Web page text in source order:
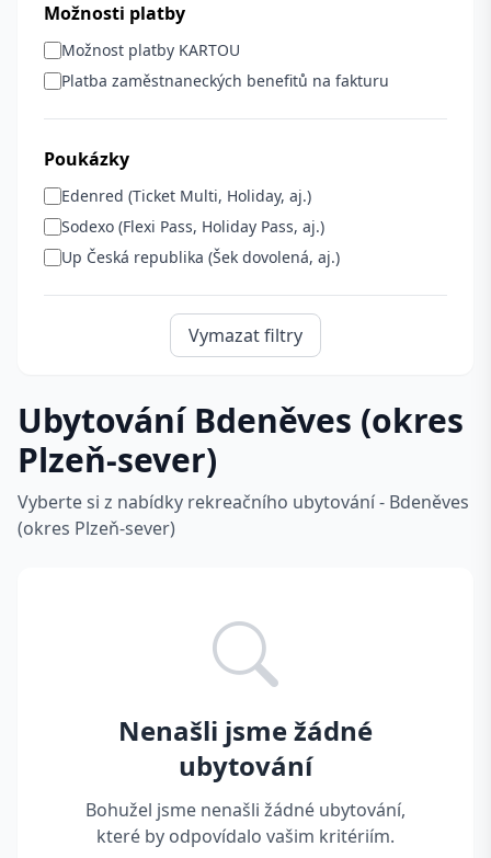
Možnosti platby
Možnost platby KARTOU
Platba zaměstnaneckých benefitů na fakturu
Poukázky
Edenred (Ticket Multi, Holiday, aj.)
Sodexo (Flexi Pass, Holiday Pass, aj.)
Up Česká republika (Šek dovolená, aj.)
Vymazat filtry
Ubytování Bdeněves (okres
Plzeň-sever)
Vyberte si z nabídky rekreačního ubytování - Bdeněves
(okres Plzeň-sever)
Nenašli jsme žádné
ubytování
Bohužel jsme nenašli žádné ubytování,
které by odpovídalo vašim kritériím.